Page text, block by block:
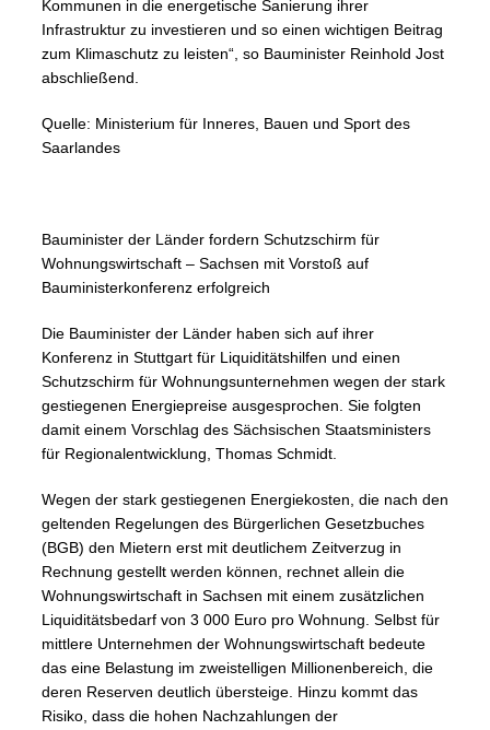
Kommunen in die energetische Sanierung ihrer
Infrastruktur zu investieren und so einen wichtigen Beitrag
zum Klimaschutz zu leisten“, so Bauminister Reinhold Jost
abschließend.
Quelle: Ministerium für Inneres, Bauen und Sport des
Saarlandes
Bauminister der Länder fordern Schutzschirm für
Wohnungswirtschaft – Sachsen mit Vorstoß auf
Bauministerkonferenz erfolgreich
Die Bauminister der Länder haben sich auf ihrer
Konferenz in Stuttgart für Liquiditätshilfen und einen
Schutzschirm für Wohnungsunternehmen wegen der stark
gestiegenen Energiepreise ausgesprochen. Sie folgten
damit einem Vorschlag des Sächsischen Staatsministers
für Regionalentwicklung, Thomas Schmidt.
Wegen der stark gestiegenen Energiekosten, die nach den
geltenden Regelungen des Bürgerlichen Gesetzbuches
(BGB) den Mietern erst mit deutlichem Zeitverzug in
Rechnung gestellt werden können, rechnet allein die
Wohnungswirtschaft in Sachsen mit einem zusätzlichen
Liquiditätsbedarf von 3 000 Euro pro Wohnung. Selbst für
mittlere Unternehmen der Wohnungswirtschaft bedeute
das eine Belastung im zweistelligen Millionenbereich, die
deren Reserven deutlich übersteige. Hinzu kommt das
Risiko, dass die hohen Nachzahlungen der